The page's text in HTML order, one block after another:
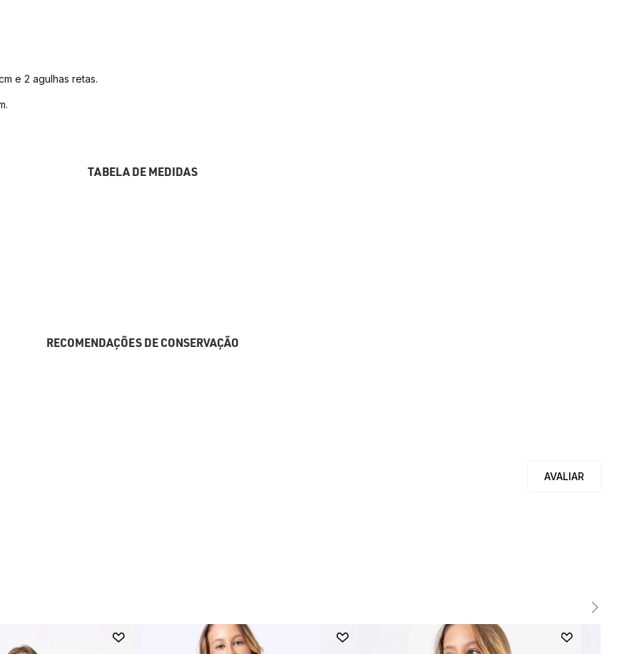
e 2 agulhas retas.
TABELA DE MEDIDAS
RECOMENDAÇÕES DE CONSERVAÇÃO